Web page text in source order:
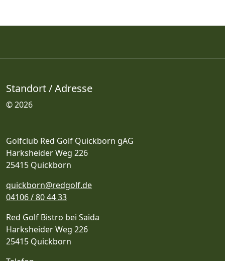
Standort / Adresse
© 2026
Golfclub Red Golf Quickborn gAG
Harksheider Weg 226
25415 Quickborn
quickborn@redgolf.de
04106 / 80 44 33
Red Golf Bistro bei Saida
Harksheider Weg 226
25415 Quickborn